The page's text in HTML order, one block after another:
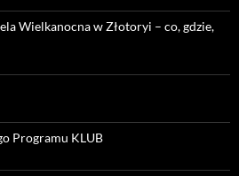
Wielkanocna w Złotoryi – co, gdzie,
Programu KLUB